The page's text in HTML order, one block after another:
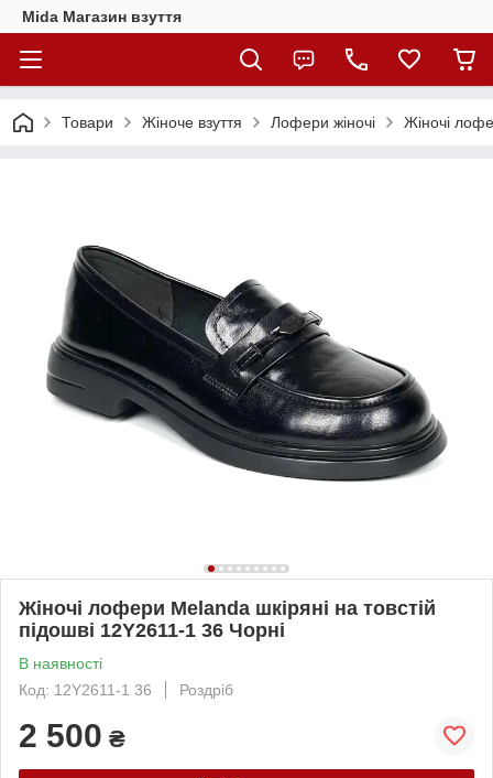
Mida Магазин взуття
Товари Жіноче взуття Лофери жіночі Жіночі
Жіночі лофери Melanda шкіряні на товстій
підошві 12Y2611-1 36 Чорні
В наявності
Код: 12Y2611-1 36
Роздріб
2 500 ₴